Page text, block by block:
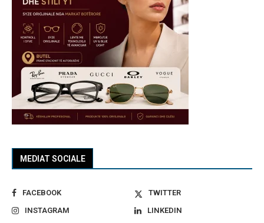
MEDIAT SOCIALE
FACEBOOK
TWITTER
INSTAGRAM
LINKEDIN